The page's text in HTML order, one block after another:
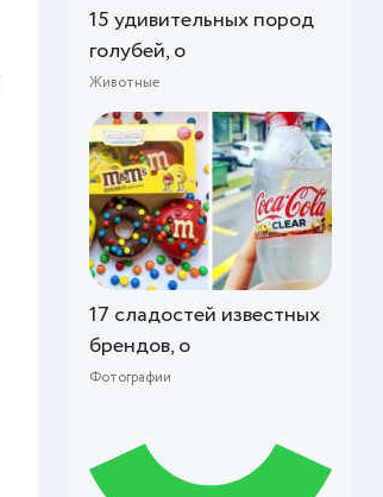
15 удивительных пород
голубей, о
Животные
17 сладостей известных
брендов, о
Фотографии